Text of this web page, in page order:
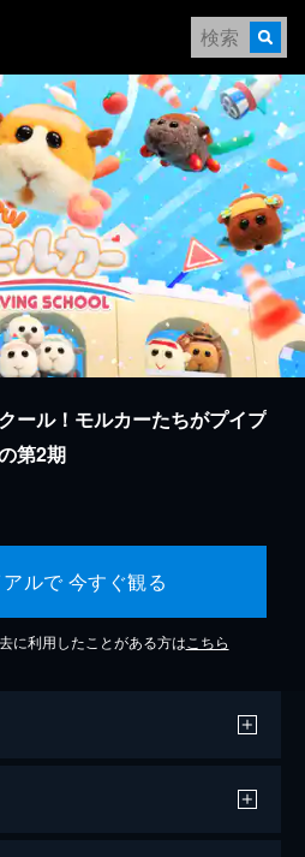
ール！モルカーたちがプイプ
第2期
ルで 今すぐ観る
に利用したことがある方は こちら